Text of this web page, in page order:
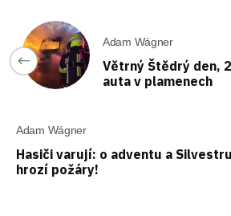
Adam Wágner
Větrný Štědrý den,
auta v plamenech
Adam Wágner
Hasiči varují: o adventu a Silvestru
hrozí požáry!